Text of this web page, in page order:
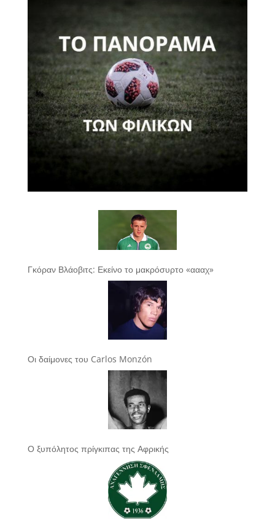
Γκόραν Βλάοβιτς: Εκείνο το μακρόσυρτο «αααχ»
Οι δαίμονες του Carlos Monzón
Ο ξυπόλητος πρίγκιπας της Αφρικής